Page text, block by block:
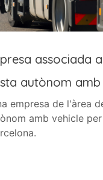
associada
autònom amb
empresa de l'àrea
amb vehicle